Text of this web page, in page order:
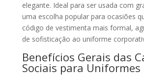
elegante. Ideal para ser usada com
uma escolha popular para ocasiões
código de vestimenta mais formal,
de sofisticação ao uniforme
Benefícios Gerais das
Sociais para Uniformes